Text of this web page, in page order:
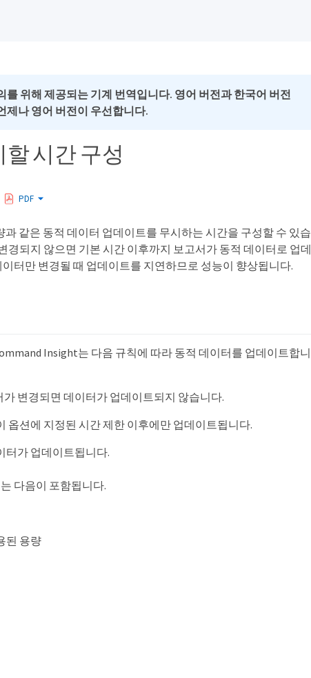
를 위해 제공되는 기계 번역입니다. 영어 버전과 한국어 버전
제나 영어 버전이 우선합니다.
시간 구성
PDF
같은 동적 데이터 업데이트를 무시하는 시간을 구성할 수 있습
경되지 않으면 기본 시간 이후까지 보고서가 동적 데이터로 업데
터만 변경될 때 업데이트를 지연하므로 성능이 향상됩니다.
Insight는 다음 규칙에 따라 동적 데이터를 업데이트합니
변경되면 데이터가 업데이트되지 않습니다.
옵션에 지정된 시간 제한 이후에만 업데이트됩니다.
터가 업데이트됩니다.
다음이 포함됩니다.
된 용량